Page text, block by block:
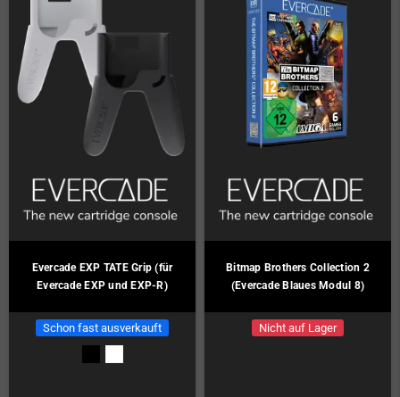
Evercade EXP TATE Grip (für
Evercade EXP und EXP-R)
Schon fast ausverkauft
Bitmap Brothers Collection 2
(Evercade Blaues Modul 8)
Nicht auf Lager